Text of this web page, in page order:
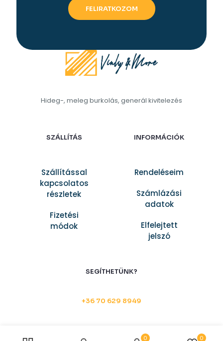
Hideg-, meleg burkolás, generál kivitelezés
SZÁLLÍTÁS
Szállítással
kapcsolatos
részletek
Fizetési
módok
INFORMÁCIÓK
Rendeléseim
Számlázási
adatok
Elfelejtett
jelszó
SEGÍTHETÜNK?
+36 70 629 8949
0 0